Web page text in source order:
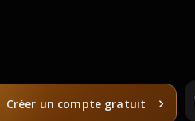
Créer un compte gratuit